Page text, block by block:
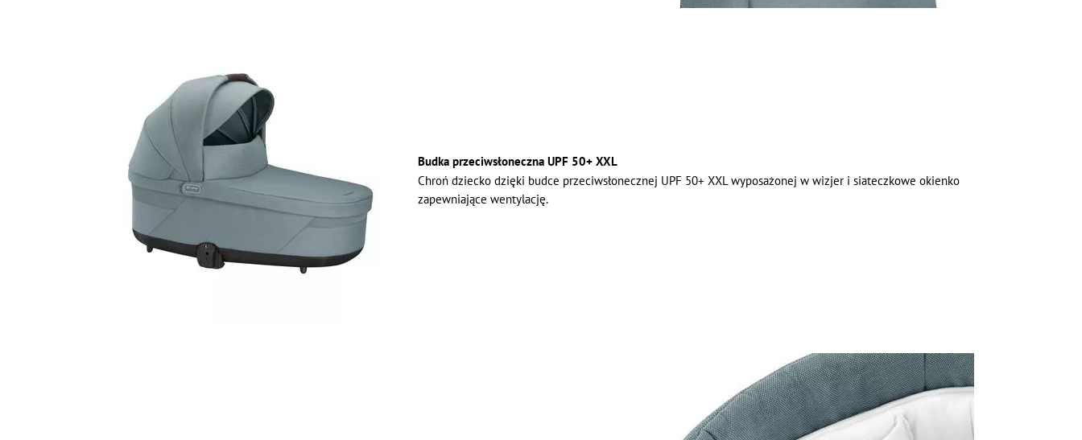
Budka przeciwsłoneczna UPF 50+ XXL
Chroń dziecko dzięki budce przeciwsłonecznej UPF 50+ XXL wyposażonej w wizjer i siateczkowe okienko
zapewniające wentylację.